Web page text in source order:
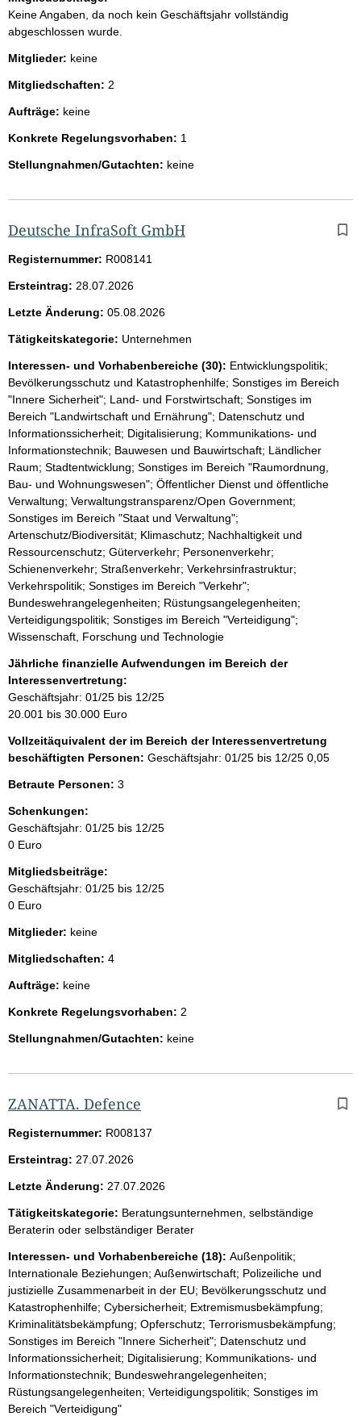
Keine Angaben, da noch kein Geschäftsjahr vollständig
abgeschlossen wurde.
Mitglieder: keine
Mitgliedschaften: 2
Aufträge: keine
Konkrete Regelungsvorhaben: 1
Stellungnahmen/Gutachten: keine
Deutsche InfraSoft GmbH
Registernummer: R008141
Ersteintrag: 28.07.2026
Letzte Änderung: 05.08.2026
Tätigkeitskategorie: Unternehmen
Interessen- und Vorhabenbereiche (30): Entwicklungspolitik;
Bevölkerungsschutz und Katastrophenhilfe; Sonstiges im Bereich
"Innere Sicherheit"; Land- und Forstwirtschaft; Sonstiges im
Bereich "Landwirtschaft und Ernährung"; Datenschutz und
Informationssicherheit; Digitalisierung; Kommunikations- und
Informationstechnik; Bauwesen und Bauwirtschaft; Ländlicher
Raum; Stadtentwicklung; Sonstiges im Bereich "Raumordnung,
Bau- und Wohnungswesen"; Öffentlicher Dienst und öffentliche
Verwaltung; Verwaltungstransparenz/Open Government;
Sonstiges im Bereich "Staat und Verwaltung";
Artenschutz/Biodiversität; Klimaschutz; Nachhaltigkeit und
Ressourcenschutz; Güterverkehr; Personenverkehr;
Schienenverkehr; Straßenverkehr; Verkehrsinfrastruktur;
Verkehrspolitik; Sonstiges im Bereich "Verkehr";
Bundeswehrangelegenheiten; Rüstungsangelegenheiten;
Verteidigungspolitik; Sonstiges im Bereich "Verteidigung";
Wissenschaft, Forschung und Technologie
Jährliche finanzielle Aufwendungen im Bereich der
Interessenvertretung:
Geschäftsjahr: 01/25 bis 12/25
20.001 bis 30.000 Euro
Vollzeitäquivalent der im Bereich der Interessenvertretung
beschäftigten Personen: Geschäftsjahr: 01/25 bis 12/25 0,05
Betraute Personen: 3
Schenkungen:
Geschäftsjahr: 01/25 bis 12/25
0 Euro
Mitgliedsbeiträge:
Geschäftsjahr: 01/25 bis 12/25
0 Euro
Mitglieder: keine
Mitgliedschaften: 4
Aufträge: keine
Konkrete Regelungsvorhaben: 2
Stellungnahmen/Gutachten: keine
ZANATTA. Defence
Registernummer: R008137
Ersteintrag: 27.07.2026
Letzte Änderung: 27.07.2026
Tätigkeitskategorie: Beratungsunternehmen, selbständige
Beraterin oder selbständiger Berater
Interessen- und Vorhabenbereiche (18): Außenpolitik;
Internationale Beziehungen; Außenwirtschaft; Polizeiliche und
justizielle Zusammenarbeit in der EU; Bevölkerungsschutz und
Katastrophenhilfe; Cybersicherheit; Extremismusbekämpfung;
Kriminalitätsbekämpfung; Opferschutz; Terrorismusbekämpfung;
Sonstiges im Bereich "Innere Sicherheit"; Datenschutz und
Informationssicherheit; Digitalisierung; Kommunikations- und
Informationstechnik; Bundeswehrangelegenheiten;
Rüstungsangelegenheiten; Verteidigungspolitik; Sonstiges im
Bereich "Verteidigung"